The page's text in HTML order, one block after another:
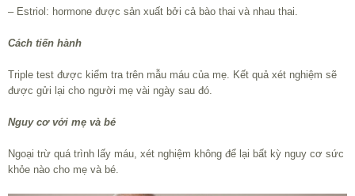
– Estriol: hormone được sản xuất bởi cả bào thai và nhau thai.
Cách tiến hành
Triple test được kiểm tra trên mẫu máu của mẹ. Kết quả xét nghiệm sẽ
được gửi lại cho người mẹ vài ngày sau đó.
Nguy cơ với mẹ và bé
Ngoại trừ quá trình lấy máu, xét nghiệm không để lại bất kỳ nguy cơ sức
khỏe nào cho mẹ và bé.